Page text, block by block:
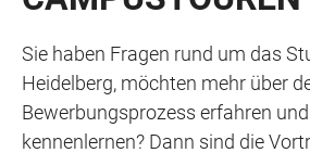
Sie haben Fragen rund um das
Heidelberg, möchten mehr über
Bewerbungsprozess erfahren
kennenlernen? Dann sind die